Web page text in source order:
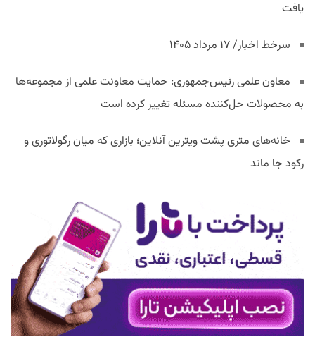
یافت
سرخط اخبار/ ۱۷ مرداد ۱۴۰۵
معاون علمی رئیس‌جمهوری: حمایت معاونت علمی از مجموعه‌ها
به محصولات حل‌کننده مسئله تغییر کرده است
خانه‌های متری پشت ویترین آنلاین؛ بازاری که میان رگولاتوری و
رکود جا ماند